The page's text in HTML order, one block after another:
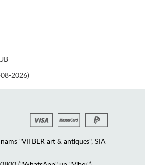
2026)
"VITBER art & antiques", SIA